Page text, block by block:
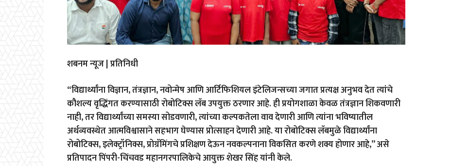
शबनम न्यूज | प्रतिनिधी
“वि‌द्यार्थ्यांना विज्ञान, तंत्रज्ञान, नवोन्मेष आणि आर्टिफिशियल इंटेलिजन्सच्या जगात प्रत्यक्ष अनुभव देत त्यांचे
कौशल्य वृद्धिंगत करण्यासाठी रोबोटिक्स लॅब उपयुक्त ठरणार आहे. ही प्रयोगशाळा केवळ तंत्रज्ञान शिकवणारी
नाही, तर विद्यार्थ्यांच्या समस्या सोडवणारी, त्यांच्या कल्पकतेला वाव देणारी आणि त्यांना भविष्यातील
अर्थव्यवस्थेत आत्मविश्वासाने सहभाग घेण्यास प्रोत्साहन देणारी आहे. या रोबोटिक्स लॅबमुळे विद्यार्थ्यांना
रोबोटिक्स, इलेक्ट्रॉनिक्स, प्रोग्रॅमिंगचे प्रशिक्षण देऊन नवकल्पनाना विकसित करणे शक्य होणार आहे,” असे
प्रतिपादन पिंपरी-चिंचवड महानगरपालिकेचे आयुक्त शेखर सिंह यांनी केले.